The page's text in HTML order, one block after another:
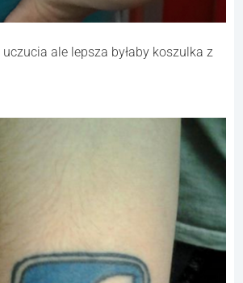
ale lepsza byłaby koszulka z